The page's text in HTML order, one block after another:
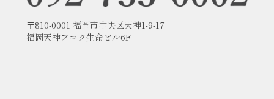
〒810-0001 福岡市中央区天神1-9-17
福岡天神フコク生命ビル6F